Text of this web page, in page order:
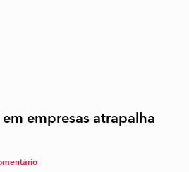
em empresas atrapalha